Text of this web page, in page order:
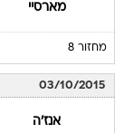
מארסיי
מחזור 8
03/10/2015
אנז'ה